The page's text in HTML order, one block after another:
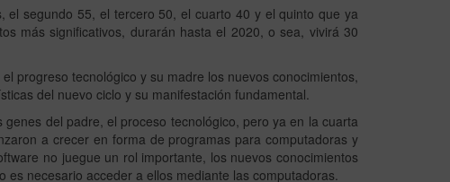
el segundo 55, el tercero 50, el cuarto 40 y el quinto que ya
más significativos, durarán hasta el 2020, o sea, vivirá 30
progreso tecnológico y su madre los nuevos conocimientos,
del nuevo ciclo y su manifestación fundamental.
del padre, el proceso tecnológico, pero ya en la cuarta
a crecer en forma de programas para computadoras y
no juegue un rol importante, los nuevos conocimientos
necesario acceder a ellos mediante las computadoras.